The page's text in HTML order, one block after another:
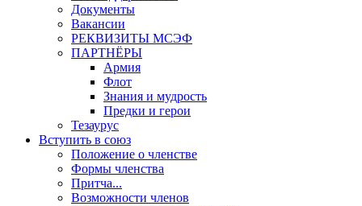
Документы
Вакансии
РЕКВИЗИТЫ МСЭФ
ПАРТНЁРЫ
Армия
Флот
Знания и мудрость
Предки и герои
Тезаурус
Вступить в союз
Положение о членстве
Формы членства
Притча...
Возможности членов